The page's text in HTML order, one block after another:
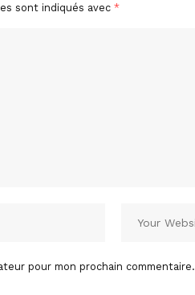
sont indiqués avec *
pour mon prochain commentaire.